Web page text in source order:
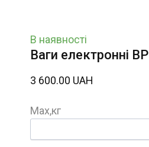
В наявності
Ваги електронні ВР
3 600.00 UAH
Мах,кг